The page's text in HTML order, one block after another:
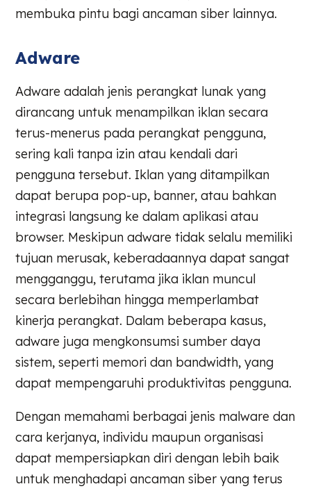
membuka pintu bagi ancaman siber lainnya.
Adware
Adware adalah jenis perangkat lunak yang
dirancang untuk menampilkan iklan secara
terus-menerus pada perangkat pengguna,
sering kali tanpa izin atau kendali dari
pengguna tersebut. Iklan yang ditampilkan
dapat berupa pop-up, banner, atau bahkan
integrasi langsung ke dalam aplikasi atau
browser. Meskipun adware tidak selalu memiliki
tujuan merusak, keberadaannya dapat sangat
mengganggu, terutama jika iklan muncul
secara berlebihan hingga memperlambat
kinerja perangkat. Dalam beberapa kasus,
adware juga mengkonsumsi sumber daya
sistem, seperti memori dan bandwidth, yang
dapat mempengaruhi produktivitas pengguna.
Dengan memahami berbagai jenis malware dan
cara kerjanya, individu maupun organisasi
dapat mempersiapkan diri dengan lebih baik
untuk menghadapi ancaman siber yang terus